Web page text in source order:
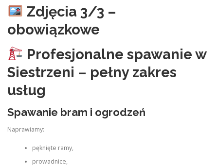
Zdjęcia 3/3 –
obowiązkowe
Profesjonalne spawanie w
Siestrzeni – pełny zakres
usług
Spawanie bram i ogrodzeń
Naprawiamy:
pęknięte ramy,
prowadnice,